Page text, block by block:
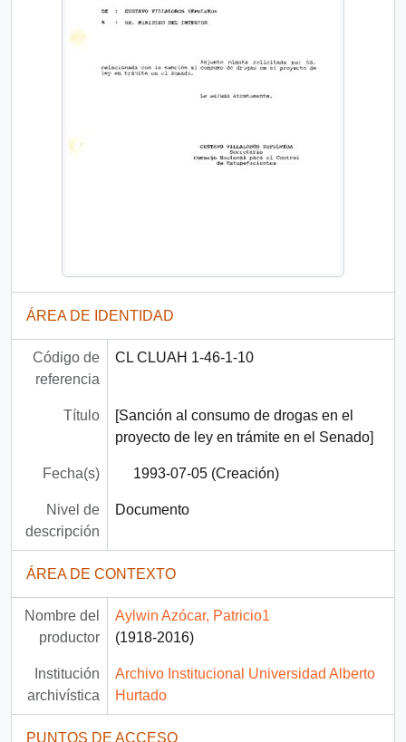
ÁREA DE IDENTIDAD
Código de
referencia
CL CLUAH 1-46-1-10
Título
[Sanción al consumo de drogas en el
proyecto de ley en trámite en el Senado]
Fecha(s) 1993-07-05 (Creación)
Nivel de
descripción
Documento
ÁREA DE CONTEXTO
Nombre del
productor
Aylwin Azócar, Patricio1
(1918-2016)
Institución
archivística
Archivo Institucional Universidad Alberto
Hurtado
PUNTOS DE ACCESO